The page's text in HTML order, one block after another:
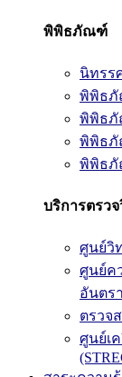
พิพิธภัณฑ์
นิทรร
พิพิธ
พิพิธภั
พิพิธ
พิพิธภั
บริการตรว
ศูนย์วิ
ศูนย์ค
อันตร
ตรวจ
ศูนย์เ